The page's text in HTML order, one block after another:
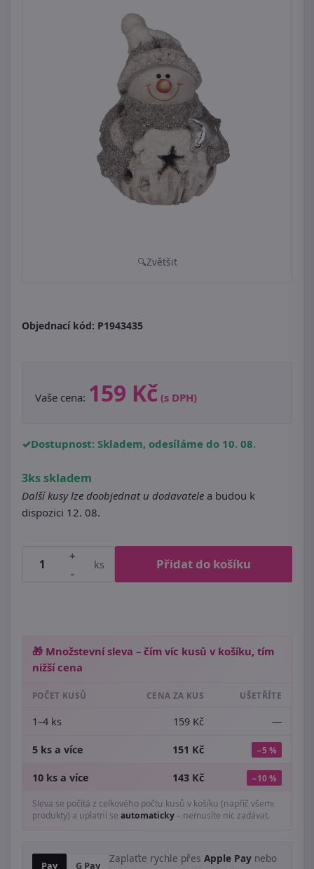
Zvětšit
Objednací kód: P1943435
Vaše cena: 159 Kč (s DPH)
Dostupnost: Skladem, odesíláme do 10. 08.
3ks skladem
Další kusy lze doobjednat u dodavatele a budou k
dispozici 12. 08.
+
-
ks Přidat do košíku
🎁 Množstevní sleva – čím víc kusů v košíku, tím
nižší cena
POČET KUSŮ CENA ZA KUS UŠETŘÍTE
1–4 ks 159 Kč —
5 ks a více 151 Kč −5 %
10 ks a více 143 Kč −10 %
Sleva se počítá z celkového počtu kusů v košíku (napříč všemi
produkty) a uplatní se automaticky– nemusíte nic zadávat.
Pay G Pay
Zaplaťte rychle přes Apple Pay nebo